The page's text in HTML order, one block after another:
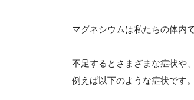
マグネシウムは私たちの体内で
不足するとさまざまな症状や
例えば以下のような症状です。